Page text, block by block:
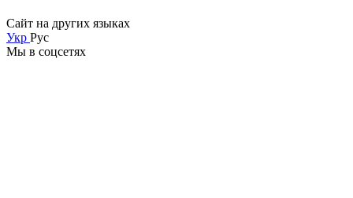
Сайт на других языках
Укр Рус
Мы в соцсетях